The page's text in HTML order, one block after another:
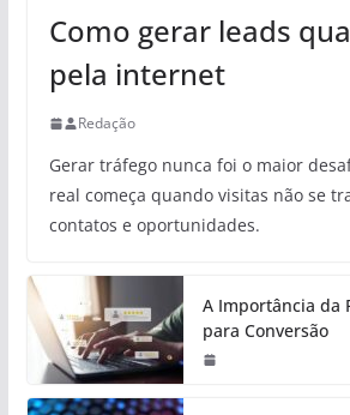
Como gerar leads
pela internet
Redação
Gerar tráfego nunca foi o maior
real começa quando visitas não se
contatos e oportunidades.
A Importância da
para Conversão